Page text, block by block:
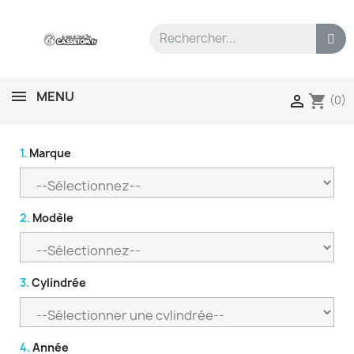
MENU  shopping_cart (0)
1. Marque
2. Modèle
3. Cylindrée
4. Année